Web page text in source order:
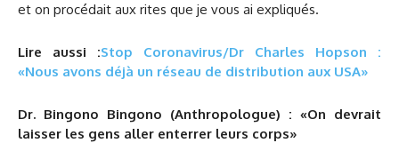
et on procédait aux rites que je vous ai expliqués.
Lire aussi :Stop Coronavirus/Dr Charles Hopson :
«Nous avons déjà un réseau de distribution aux USA»
Dr. Bingono Bingono (Anthropologue) : «On devrait
laisser les gens aller enterrer leurs corps»